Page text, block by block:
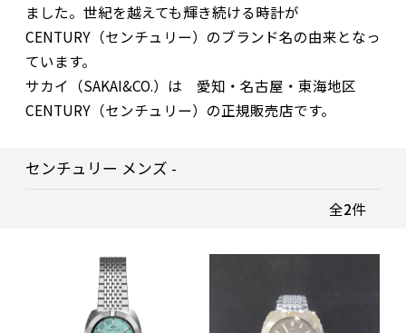
ました。世紀を越えても輝き続ける時計が
CENTURY（センチュリー）のブランド名の由来となっ
ています。
サカイ（SAKAI&CO.）は 愛知・名古屋・東海地区
CENTURY（センチュリー）の正規販売店です。
センチュリー メンズ -
全2件